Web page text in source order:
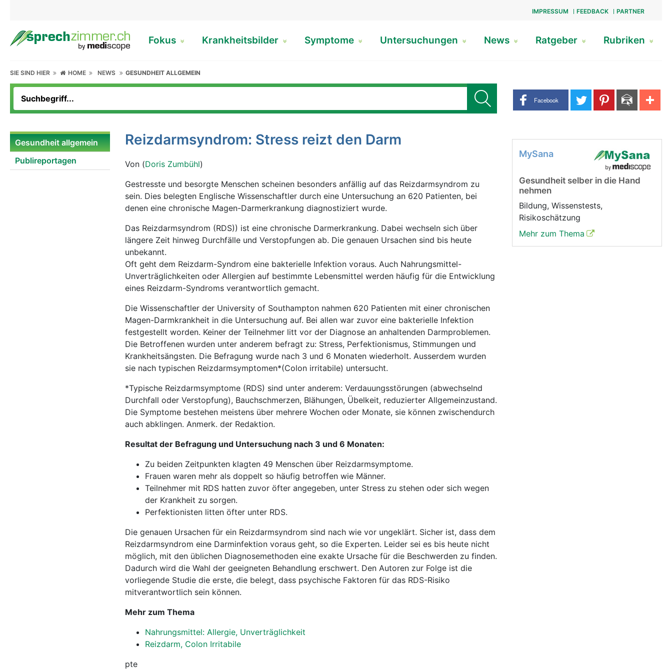
IMPRESSUM FEEDBACK PARTNER
Fokus Krankheitsbilder Symptome Untersuchungen News Ratgeber Rubriken
SIE SIND HIER HOME NEWS GESUNDHEIT ALLGEMEIN
Share buttons
Facebook
Gesundheit allgemein
Publireportagen
Reizdarmsyndrom: Stress reizt den Darm
Von (Doris Zumbühl)
Gestresste und besorgte Menschen scheinen besonders anfällig auf das Reizdarmsyndrom zu
sein. Dies belegten Englische Wissenschaftler durch eine Untersuchung an 620 Patienten, bei
denen eine chronische Magen-Darmerkrankung diagnostiziert wurde.
Das Reizdarmsyndrom (RDS)) ist eine chronische Darmerkrankung. Dabei wechseln sich über
längere Zeit hinweg Durchfälle und Verstopfungen ab. Die genauen Ursachen sind bis heute
unbekannt.
Oft geht dem Reizdarm-Syndrom eine bakterielle Infektion voraus. Auch Nahrungsmittel-
Unverträglichkeiten oder Allergien auf bestimmte Lebensmittel werden häufig für die Entwicklung
eines Reizdarm-Syndroms verantwortlich gemacht.
Die Wissenschaftler der University of Southampton nahmen 620 Patienten mit einer chronischen
Magen-Darmkrankheit in die Untersuchung auf. Bei allen war zuvor eine bakterielle Infektion
festgestellt worden. Keiner der Teilnehmer litt vor der Diagnose an anhaltenden Darmproblemen.
Die Betroffenen wurden unter anderem befragt zu: Stress, Perfektionismus, Stimmungen und
Krankheitsängsten. Die Befragung wurde nach 3 und 6 Monaten wiederholt. Ausserdem wurden
sie nach typischen Reizdarmsymptomen*(Colon irritabile) untersucht.
*Typische Reizdarmsymptome (RDS) sind unter anderem: Verdauungsstörungen (abwechselnd
Durchfall oder Verstopfung), Bauchschmerzen, Blähungen, Übelkeit, reduzierter Allgemeinzustand.
Die Symptome bestehen meistens über mehrere Wochen oder Monate, sie können zwischendurch
auch abklingen. Anmerk. der Redaktion.
Resultat der Befragung und Untersuchung nach 3 und 6 Monaten:
Zu beiden Zeitpunkten klagten 49 Menschen über Reizdarmsymptome.
Frauen waren mehr als doppelt so häufig betroffen wie Männer.
Teilnehmer mit RDS hatten zuvor öfter angegeben, unter Stress zu stehen oder sich wegen
der Krankheit zu sorgen.
Perfektionisten litten öfter unter RDS.
Die genauen Ursachen für ein Reizdarmsyndrom sind nach wie vor ungeklärt. Sicher ist, dass dem
Reizdarmsyndrom eine Darminfektion voraus geht, so die Experten. Leider sei es bis heute nicht
möglich, mit den üblichen Diagnosemethoden eine exakte Ursache für die Beschwerden zu finden.
Dadurch wird die Wahl der geeigneten Behandlung erschwert. Den Autoren zur Folge ist die
vorliegende Studie die erste, die belegt, dass psychische Faktoren für das RDS-Risiko
mitverantwortlich sein können.
Mehr zum Thema
Nahrungsmittel: Allergie, Unverträglichkeit
Reizdarm, Colon Irritabile
pte
MySana
Gesundheit selber in die Hand
nehmen
Bildung, Wissenstests,
Risikoschätzung
Mehr zum Thema